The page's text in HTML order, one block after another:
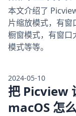
本文介绍了
片缩放模式，有窗
橱窗模式，有窗口
模式等等。
2024-05-10
把 Picview
macOS 怎